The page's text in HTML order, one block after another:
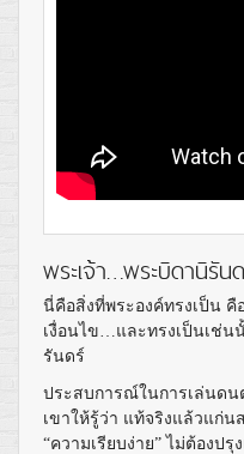
พระเจ้า…พระบิดานิรัน
นี่คือสิ่งที่พระองค์ทรงเป็น คื
เงื่อนไข…และทรงเป็นเช่
รันดร์
ประสบการณ์ในการเล่นดน
เขาให้รู้ว่า แท้จริงแล้วแก่น
“ความเรียบง่าย” ไม่ต้องป